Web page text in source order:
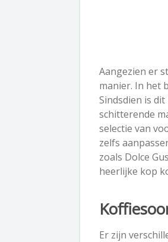
Aangezien er
manier. In het
Sindsdien is
schitterende
selectie van
zelfs
zoals Dolce
heerlijke kop
Er zijn